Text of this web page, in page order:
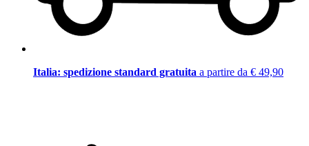
Italia: spedizione standard gratuita a partire da € 49,90